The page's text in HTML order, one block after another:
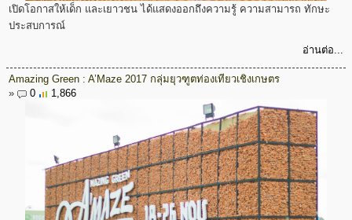
เปิดโอกาสให้เด็ก และเยาวชน ได้แสดงออกถึงความรู้ ความสามารถ ทักษะ
ประสบการณ์
อ่านต่อ...
Amazing Green : A’Maze 2017 กลุ่มยุวฑูตท่องเทียวเชิงเกษตร
»
0 1,866